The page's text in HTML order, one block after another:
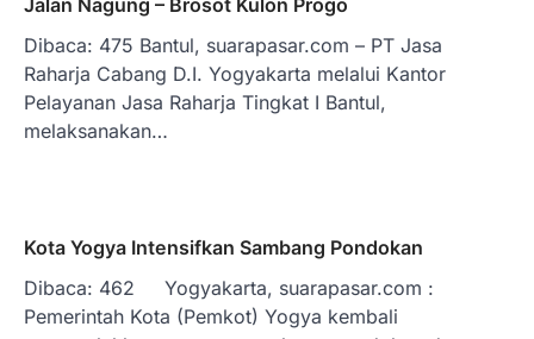
Dibaca: 475 Bantul, suarapasar.com – PT Jasa
Raharja Cabang D.I. Yogyakarta melalui Kantor
Pelayanan Jasa Raharja Tingkat I Bantul,
melaksanakan…
Kota Yogya Intensifkan Sambang Pondokan
Dibaca: 462 Yogyakarta, suarapasar.com :
Pemerintah Kota (Pemkot) Yogya kembali